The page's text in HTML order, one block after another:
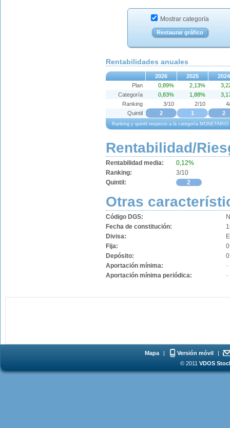
Mostrar categoría
Restaurar gráfico
Rentabilidades anuales
2026 2025 2024
Ranking y quintil respecto a la categoría MONETARIO
Plan 0,89% 2,13%
Categoría
0,83% 1,88%
Ranking
3/10 2/10
Quintil
2 1 2
Rentabilidad/
Rentabilidad media:
0,12%
Ranking:
3/10
Quintil:
2
Otras
Código DGS:
Fecha de constitución:
Divisa:
Fija:
Depósito:
Aportación mínima:
·
Aportación mínima periódica:
·
Mapa | Versión móvil
|
© 2011 VDOS